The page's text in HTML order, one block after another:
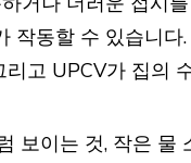
작동할 수 있습니다
고 UPCV가 집의
보이는 것, 작은 물